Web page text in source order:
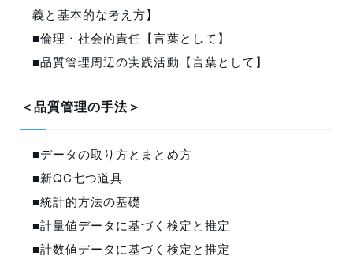
義と基本的な考え方】
■倫理・社会的責任【言葉として】
■品質管理周辺の実践活動【言葉として】
＜品質管理の手法＞
■データの取り方とまとめ方
■新QC七つ道具
■統計的方法の基礎
■計量値データに基づく検定と推定
■計数値データに基づく検定と推定